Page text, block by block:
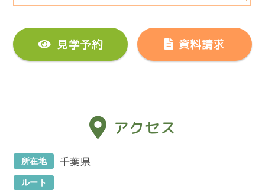
見学予約 資料請求
アクセス
所在地 千葉県
ルート